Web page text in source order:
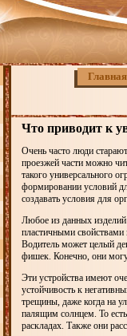
Главная
Что приводит к
Очень часто люди
проезжей части можно
такого универсального
формировании условий
создавать условия для
Любое из данных изделий
пластичными
Водитель может целый
фишек. Конечно, они
Эти устройства имеют
устойчивость к
трещины, даже когда на
палящим солнцем. То
раскладах. Также они